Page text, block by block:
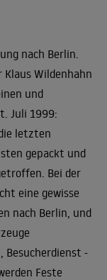
nach Berlin.
Wildenhahn
und
Juli 1999:
letzten
gepackt und
Bei der
eine gewisse
nach Berlin, und
Besucherdienst -
Feste